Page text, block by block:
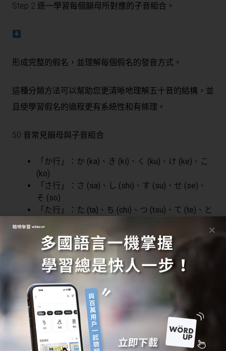
Step 2 逐一學習每個韻母所對應的子音組合。
形成完整的假名，並理解每個假名的發音方式。
這種分類方法可以幫助您更清晰地理解五十音的結構，並
且使學習假名的過程更有系統性和有條理。
50 音常見韻母與子音組合
「か行」：か (ka)、き (ki)、く (ku)、け (ke)、こ
(ko)
「さ行」：さ (sa)、し (shi)、す (su)、せ (se)、
そ (so)
「た行」：た (ta)、ち (chi)、つ (tsu)、て (te)、と
「な行」：な (na)、に (ni)、ぬ (nu)、ね (ne)、の
(no)
「は行」：は (ha)、ひ (hi)、ふ (fu)、へ (he)、ほ
(ho)
「ま行」：ま (ma)、み (mi)、む (mu)、め (me)、
も (mo)
「や行」：や (ya)、ゆ (yu)、よ (yo)
「ら行」：ら (ra)、り (ri)、る (ru)、れ (re)、ろ
(ro)
「わ行」：わ (wa)、を (wo)